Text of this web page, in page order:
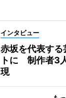
インタビュー
赤坂を代表す
トに 制作者3
現